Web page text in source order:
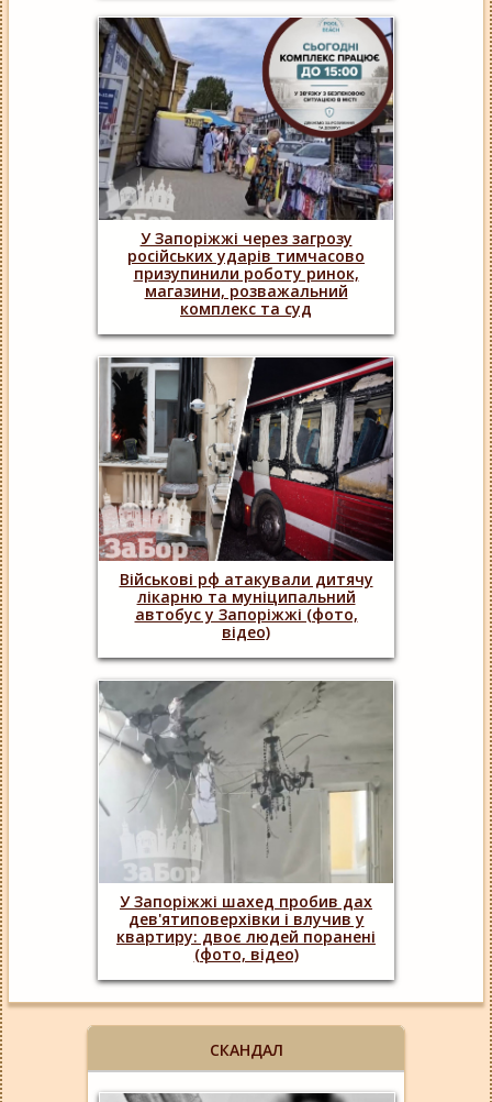
СКАНДАЛ
У Запоріжжі через загрозу
російських ударів тимчасово
призупинили роботу ринок,
магазини, розважальний
комплекс та суд
Військові рф атакували дитячу
лікарню та муніципальний
автобус у Запоріжжі (фото,
відео)
У Запоріжжі шахед пробив дах
дев'ятиповерхівки і влучив у
квартиру: двоє людей поранені
(фото, відео)